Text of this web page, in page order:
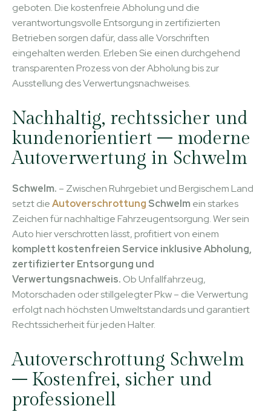
geboten. Die kostenfreie Abholung und die
verantwortungsvolle Entsorgung in zertifizierten
Betrieben sorgen dafür, dass alle Vorschriften
eingehalten werden. Erleben Sie einen durchgehend
transparenten Prozess von der Abholung bis zur
Ausstellung des Verwertungsnachweises.
Nachhaltig, rechtssicher und
kundenorientiert – moderne
Autoverwertung in Schwelm
Schwelm. – Zwischen Ruhrgebiet und Bergischem Land
setzt dieAutoverschrottung Schwelm ein starkes
Zeichen für nachhaltige Fahrzeugentsorgung. Wer sein
Auto hier verschrotten lässt, profitiert von einem
komplett kostenfreien Service inklusive Abholung,
zertifizierter Entsorgung und
Verwertungsnachweis. Ob Unfallfahrzeug,
Motorschaden oder stillgelegter Pkw – die Verwertung
erfolgt nach höchsten Umweltstandards und garantiert
Rechtssicherheit für jeden Halter.
Autoverschrottung Schwelm
– Kostenfrei, sicher und
professionell